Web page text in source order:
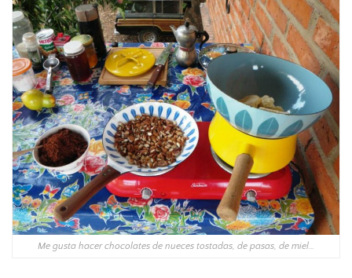
Me gusta hacer chocolates de nueces tostadas, de pasas, de miel…